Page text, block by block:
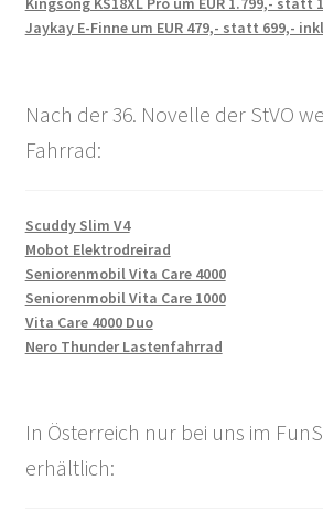
Jaykay E-Finne um EUR 479,- statt 699,-
Nach der 36. Novelle der StVO
Fahrrad:
Scuddy Slim V4
Mobot Elektrodreirad
Seniorenmobil Vita Care 4000
Seniorenmobil Vita Care 1000
Vita Care 4000 Duo
Nero Thunder Lastenfahrrad
In Österreich nur bei uns im
erhältlich: